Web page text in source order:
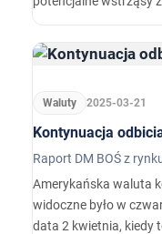
cyniczna postawa
Moskwą wywołała
Waluty 2025-03-21
Kontynuacja
Raport DM BOŚ z
Amerykańska waluta
widoczne było w
data 2 kwietnia, kiedy